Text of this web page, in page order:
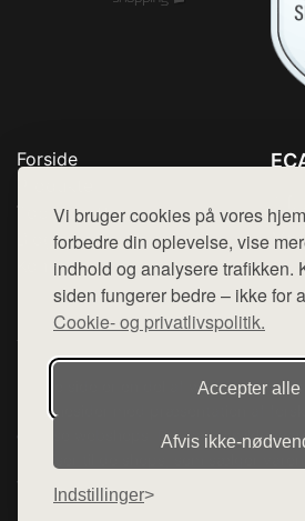
Vi bruger cookies på vores
forbedre din oplevelse, vise
indhold og analysere trafikken.
siden fungerer bedre – ikke for
Cookie- og privatlivspolitik.
Accepter alle
Afvis
Indstillinger
Forside
Top Rabatter
Blog
Kontakt
Denne side er en del af want.dk, der
hjemmesider med præsentation af
diverse webshops. Der sælges ikke
henviser til de shops, som sælger
varerne på lager.